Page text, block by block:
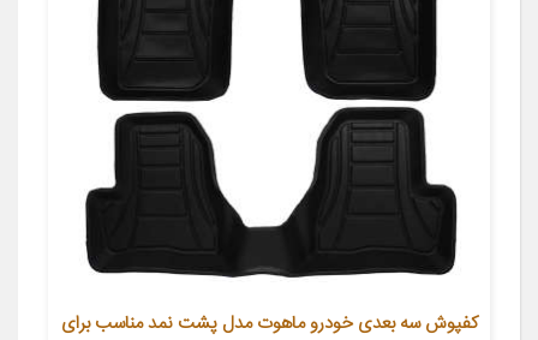
کفپوش سه بعدی خودرو ماهوت مدل پشت نمد مناسب برای